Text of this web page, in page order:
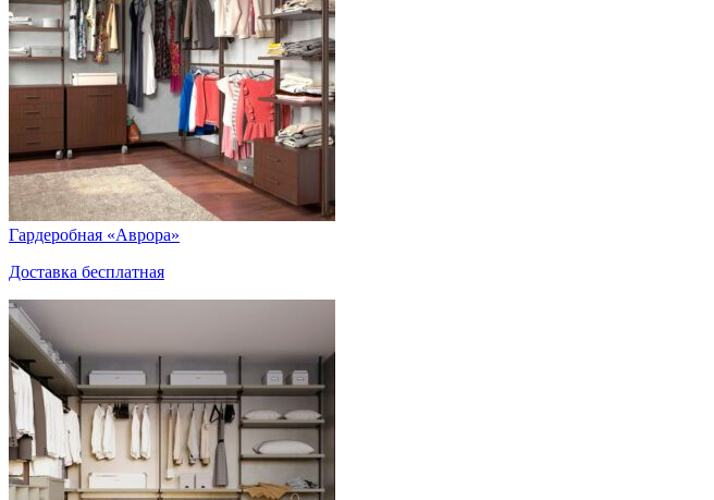
Гардеробная «Аврора»
Доставка бесплатная